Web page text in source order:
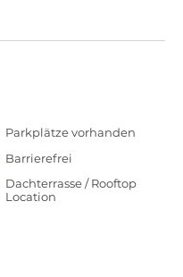
Nach Absprache
Catering
sich um die
steht Ihnen
Alpen“ unter der Woche
Parkplätze vorhanden
Barrierefrei
Dachterrasse / Rooftop
Location